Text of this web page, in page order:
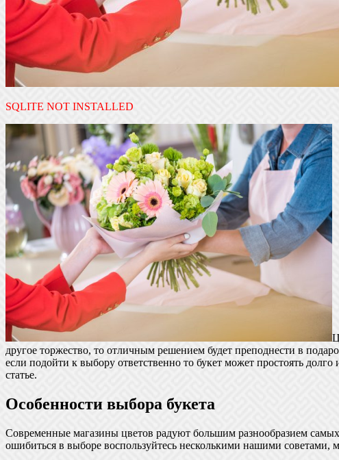
SQLITE NOT INSTALLED
другое торжество, то отличным решением будет преподнести в
если подойти к выбору ответственно то букет может простоять
статье.
Особенности выбора букета
Современные магазины цветов радуют большим разнообразием
ошибиться в выборе воспользуйтесь несколькими нашими советами,